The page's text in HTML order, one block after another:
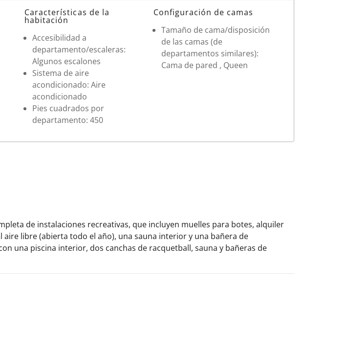
Características de la
habitación
Accesibilidad a
departamento/escaleras:
Algunos escalones
Sistema de aire
acondicionado: Aire
acondicionado
Pies cuadrados por
departamento: 450
Configuración de camas
Tamaño de cama/disposición
de las camas (de
departamentos similares):
Cama de pared , Queen
de instalaciones recreativas, que incluyen muelles para botes, alquiler
libre (abierta todo el año), una sauna interior y una bañera de
una piscina interior, dos canchas de racquetball, sauna y bañeras de